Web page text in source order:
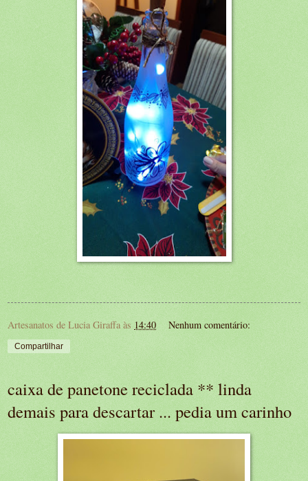
Artesanatos de Lucia Giraffa às 14:40 Nenhum comentário:
Compartilhar
caixa de panetone reciclada ** linda
demais para descartar ... pedia um carinho